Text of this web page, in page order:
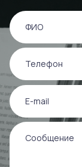
ФИО
Телефон
E-mail
Сообщение